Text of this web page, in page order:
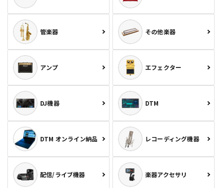
管楽器 その他楽器
アンプ エフェクター
DJ機器 DTM
DTM オンライン納品 レコーディング機器
配信/ライブ機器 楽器アクセサリ